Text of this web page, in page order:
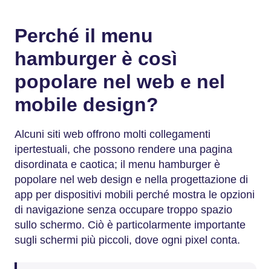
Perché il menu
hamburger è così
popolare nel web e nel
mobile design?
Alcuni siti web offrono molti collegamenti
ipertestuali, che possono rendere una pagina
disordinata e caotica; il menu hamburger è
popolare nel web design e nella progettazione di
app per dispositivi mobili perché mostra le opzioni
di navigazione senza occupare troppo spazio
sullo schermo. Ciò è particolarmente importante
sugli schermi più piccoli, dove ogni pixel conta.